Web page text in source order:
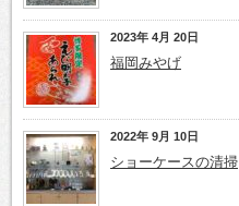
2023年 4月 20日
福岡みやげ
2022年 9月 10日
ショーケースの清掃